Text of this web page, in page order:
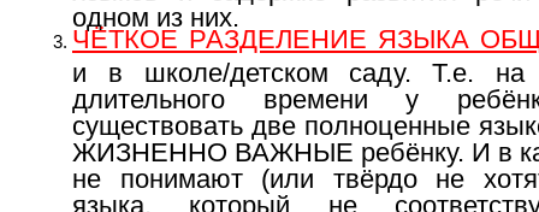
одном из них.
ЧЁТКОЕ РАЗДЕЛЕНИЕ ЯЗЫКА
и в школе/детском саду. Т.е. на
длительного времени у
существовать две полноценные
ЖИЗНЕННО ВАЖНЫЕ ребёнку. И в
не понимают (или твёрдо не
языка, который не